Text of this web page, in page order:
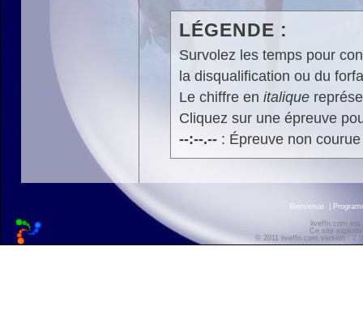
LÉGENDE :
Survolez les temps pour
la disqualification ou du
Le chiffre en italique
Cliquez sur une épreuve
--:--.--: Épreuve non
Bienvenue
liveffn.com est
Ce site
© 2011 liveffn.com version :